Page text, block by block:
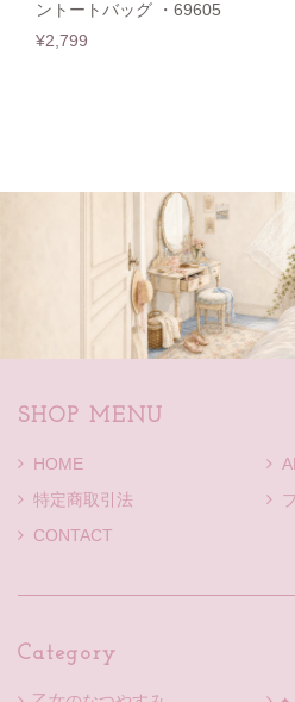
ントートバッグ ・69605
¥2,799
SHOP MENU
HOME
特定商取引法
CONTACT
Category